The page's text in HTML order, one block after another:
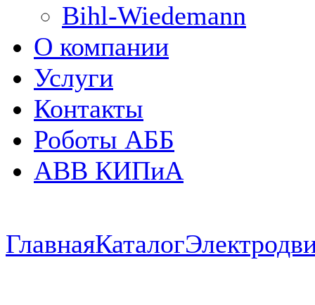
Bihl-Wiedemann
О компании
Услуги
Контакты
Роботы АББ
ABB КИПиА
ГлавнаяКаталог